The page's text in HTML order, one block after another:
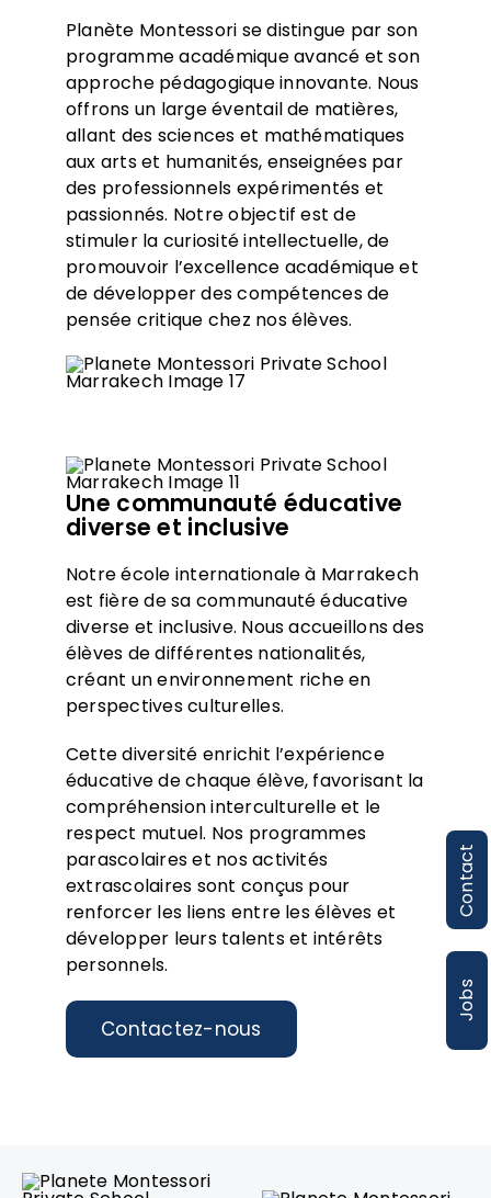
Planète Montessori se distingue par son
programme académique avancé et son
approche pédagogique innovante. Nous
offrons un large éventail de matières,
allant des sciences et mathématiques
aux arts et humanités, enseignées par
des professionnels expérimentés et
passionnés. Notre objectif est de
stimuler la curiosité intellectuelle, de
promouvoir l’excellence académique et
de développer des compétences de
pensée critique chez nos élèves.
Une communauté éducative
diverse et inclusive
Notre école internationale à Marrakech
est fière de sa communauté éducative
diverse et inclusive. Nous accueillons des
élèves de différentes nationalités,
créant un environnement riche en
perspectives culturelles.
Cette diversité enrichit l’expérience
éducative de chaque élève, favorisant la
compréhension interculturelle et le
respect mutuel. Nos programmes
parascolaires et nos activités
extrascolaires sont conçus pour
renforcer les liens entre les élèves et
développer leurs talents et intérêts
personnels.
Contactez-nous
Contact
Jobs